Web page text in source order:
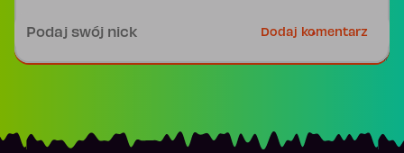
Dodaj komentarz